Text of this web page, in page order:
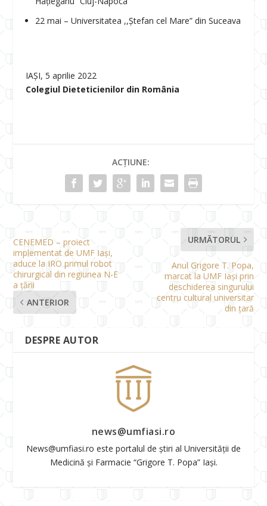
22 mai – Universitatea ,,Ștefan cel Mare” din Suceava
IAȘI, 5 aprilie 2022
Colegiul Dieteticienilor din România
ACȚIUNE:
CENEMED – proiect
implementat de UMF Iași,
aduce la IRO primul robot
chirurgical din regiunea N-E
a țării
ANTERIOR
URMĂTORUL
Anul Grigore T. Popa,
marcat la UMF Iași prin
deschiderea singurului
centru cultural universitar
din țară
DESPRE AUTOR
news@umfiasi.ro
News@umfiasi.ro este portalul de știri al Universității de
Medicină și Farmacie “Grigore T. Popa” Iași.